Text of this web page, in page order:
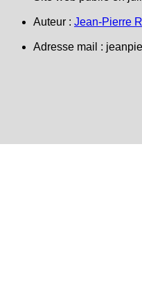
Auteur : Jean-Pierre
Adresse mail :